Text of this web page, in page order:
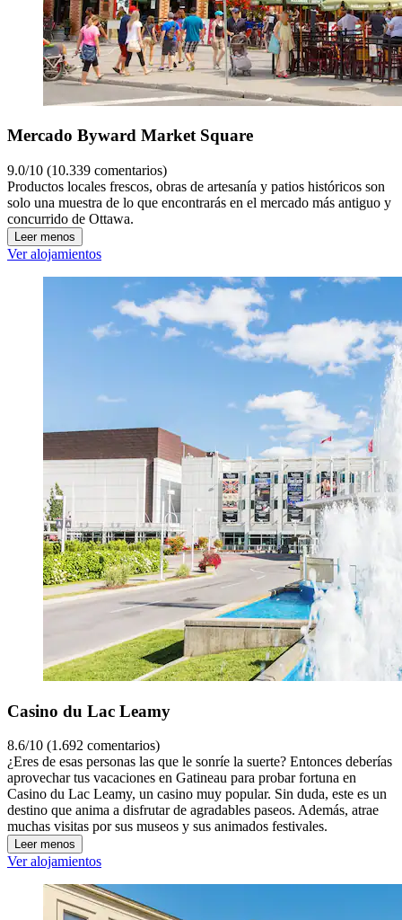
Mercado Byward Market Square
9.0/10 (10.339 comentarios)
Productos locales frescos, obras de artesanía y patios históricos son
solo una muestra de lo que encontrarás en el mercado más antiguo y
concurrido de Ottawa.
Leer menos
Ver alojamientos
Casino du Lac Leamy
8.6/10 (1.692 comentarios)
¿Eres de esas personas las que le sonríe la suerte? Entonces deberías
aprovechar tus vacaciones en Gatineau para probar fortuna en
Casino du Lac Leamy, un casino muy popular. Sin duda, este es un
destino que anima a disfrutar de agradables paseos. Además, atrae
muchas visitas por sus museos y sus animados festivales.
Leer menos
Ver alojamientos